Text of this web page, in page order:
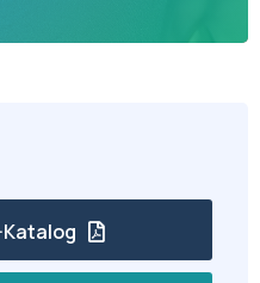
Katalog